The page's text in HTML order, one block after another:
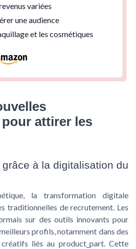
variées
une audience
et les cosmétiques
attirer les
à la digitalisation du
la transformation digitale
traditionnelles de recrutement. Les
sur des outils innovants pour
profils, notamment dans des
liés au product_part. Cette